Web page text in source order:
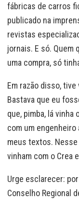
fábricas de carros
publicado na
revistas
jornais. E só. Quem
uma compra, só
Em razão disso,
Bastava que eu
que, pimba, lá vinha
com um
meus textos.
vinham com o Crea
Urge esclarecer:
Conselho Regional